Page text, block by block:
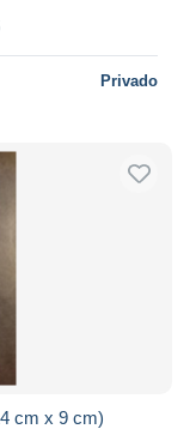
Privado
cm x 9 cm)